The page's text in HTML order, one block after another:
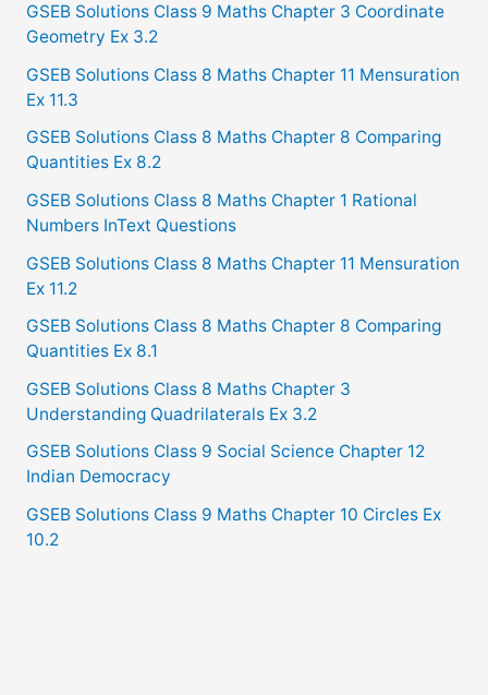
rGSEB Solutions Class 9 Maths Chapter 3 Coordinate
Geometry Ex 3.2
GSEB Solutions Class 8 Maths Chapter 11 Mensuration
Ex 11.3
GSEB Solutions Class 8 Maths Chapter 8 Comparing
Quantities Ex 8.2
GSEB Solutions Class 8 Maths Chapter 1 Rational
Numbers InText Questions
GSEB Solutions Class 8 Maths Chapter 11 Mensuration
Ex 11.2
GSEB Solutions Class 8 Maths Chapter 8 Comparing
Quantities Ex 8.1
GSEB Solutions Class 8 Maths Chapter 3
Understanding Quadrilaterals Ex 3.2
GSEB Solutions Class 9 Social Science Chapter 12
Indian Democracy
GSEB Solutions Class 9 Maths Chapter 10 Circles Ex
10.2